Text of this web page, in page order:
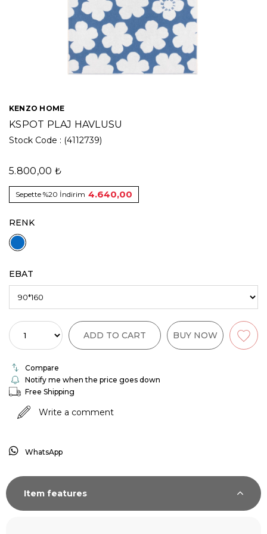
KENZO HOME
KSPOT PLAJ HAVLUSU
Stock Code (4112739)
5.800,00 ₺
Sepette %20 İndirim 4.640,00
RENK
EBAT
Compare
Notify me when the price goes down
Free Shipping
Write a comment
WhatsApp
Item features